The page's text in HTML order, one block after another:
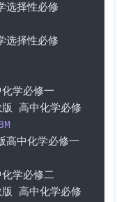
选择性必修
选择性必修
学必修一
高中化学必修
M
高中化学必修一
学必修二
高中化学必修